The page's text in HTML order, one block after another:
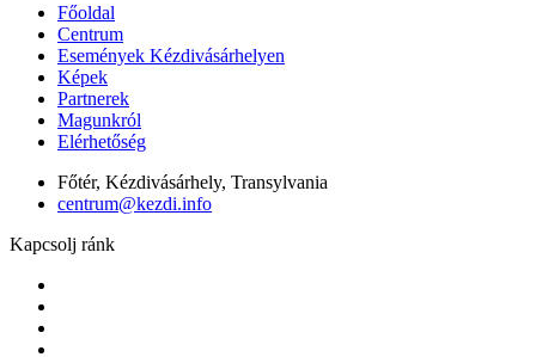
Főoldal
Centrum
Események Kézdivásárhelyen
Képek
Partnerek
Magunkról
Elérhetőség
Főtér, Kézdivásárhely, Transylvania
centrum@kezdi.info
Kapcsolj ránk